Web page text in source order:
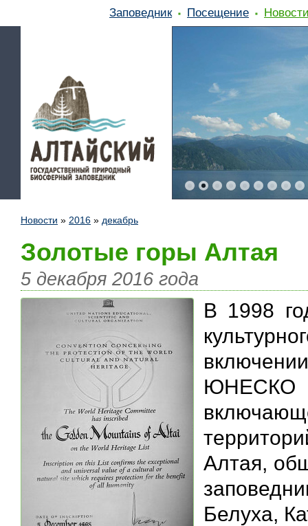
Заповедник Посещение
Новости » 2016 » декабрь
Золотые горы Алтая
5 декабря 2016 года
В 1998
ЮНЕСКО
Алтая,
Белуха,